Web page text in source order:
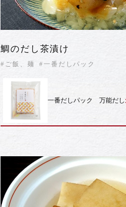
鯛のだし茶漬け
#ご飯、麺 #一番だしパック
一番だしパック 万能だし